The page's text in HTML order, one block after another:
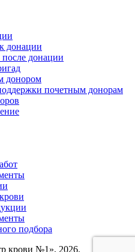
донации
донации
донором
почетным донорам
подбора
крови №1», 2026.